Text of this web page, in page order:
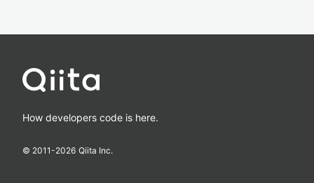
How developers code is here.
© 2011-2026 Qiita Inc.